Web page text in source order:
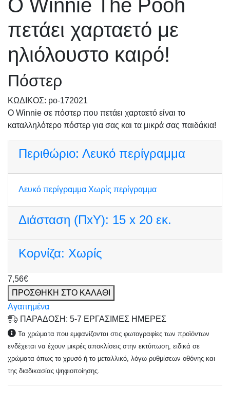
Ο Winnie The Pooh
πετάει χαρταετό με
ηλιόλουστο καιρό!
Πόστερ
KΩΔΙΚΟΣ: po-172021
Ο Winnie σε πόστερ που πετάει χαρταετό είναι το
καταλληλότερο πόστερ για σας και τα μικρά σας παιδάκια!
Περιθώριο: Λευκό περίγραμμα
Λευκό περίγραμμα Χωρίς περίγραμμα
Διάσταση (ΠxΥ): 15 x 20 εκ.
Κορνίζα: Χωρίς
7,56€
ΠΡΟΣΘΗΚΗ ΣΤΟ ΚΑΛΑΘΙ
Αγαπημένα
ΠΑΡΑΔΟΣΗ: 5-7 ΕΡΓΑΣΙΜΕΣ ΗΜΕΡΕΣ
Τα χρώματα που εμφανίζονται στις φωτογραφίες των προϊόντων
ενδέχεται να έχουν μικρές αποκλίσεις στην εκτύπωση, ειδικά σε
χρώματα όπως το χρυσό ή το μεταλλικό, λόγω ρυθμίσεων οθόνης και
της διαδικασίας ψηφιοποίησης.